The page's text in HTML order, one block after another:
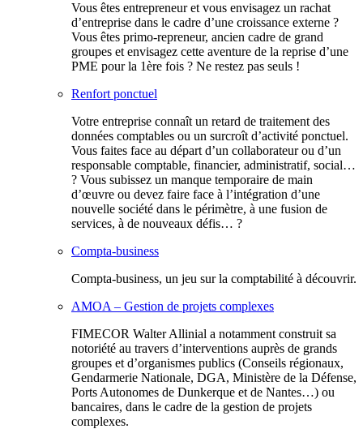
Vous êtes entrepreneur et vous envisagez un rachat
d’entreprise dans le cadre d’une croissance externe ?
Vous êtes primo-repreneur, ancien cadre de grand
groupes et envisagez cette aventure de la reprise d’une
PME pour la 1ère fois ? Ne restez pas seuls !
Renfort ponctuel
Votre entreprise connaît un retard de traitement des
données comptables ou un surcroît d’activité ponctuel.
Vous faites face au départ d’un collaborateur ou d’un
responsable comptable, financier, administratif, social…
? Vous subissez un manque temporaire de main
d’œuvre ou devez faire face à l’intégration d’une
nouvelle société dans le périmètre, à une fusion de
services, à de nouveaux défis… ?
Compta-business
Compta-business, un jeu sur la comptabilité à découvrir.
AMOA – Gestion de projets complexes
FIMECOR Walter Allinial a notamment construit sa
notoriété au travers d’interventions auprès de grands
groupes et d’organismes publics (Conseils régionaux,
Gendarmerie Nationale, DGA, Ministère de la Défense,
Ports Autonomes de Dunkerque et de Nantes…) ou
bancaires, dans le cadre de la gestion de projets
complexes.